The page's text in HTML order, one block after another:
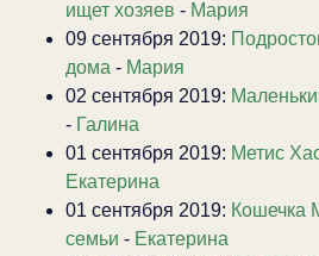
ищет хозяев - Мария
09 сентября 2019:
дома - Мария
02 сентября 2019:
- Галина
01 сентября 2019: Метис
Екатерина
01 сентября 2019: Кошечка
семьи - Екатерина